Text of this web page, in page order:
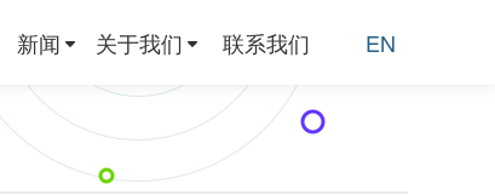
新闻 关于我们 联系我们 EN